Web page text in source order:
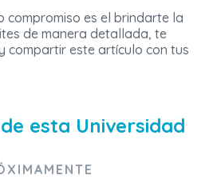
compromiso es el brindarte la
de manera detallada, te
compartir este artículo con tus
esta Universidad